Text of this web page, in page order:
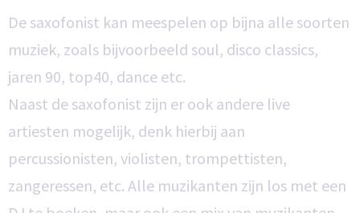
De saxofonist kan meespelen op bijna alle soorten
muziek, zoals bijvoorbeeld soul, disco classics,
jaren 90, top40, dance etc.
Naast de saxofonist zijn er ook andere live
artiesten mogelijk, denk hierbij aan
percussionisten, violisten, trompettisten,
zangeressen, etc. Alle muzikanten zijn los met een